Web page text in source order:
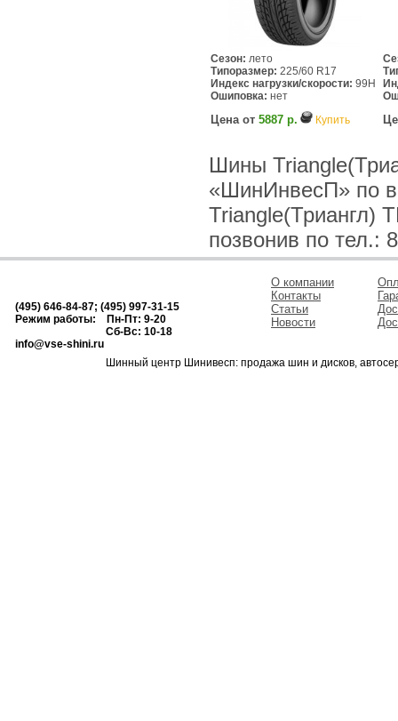
Сезон: лето
Типоразмер: 225/60 R17
Индекс нагрузки/скорости: 99H
Ошиповка: нет
Цена от 5887 р. Купить
Шины
«ШинИнвесП» по
Triangle(Триангл)
позвонив по тел.:
(495) 646-84-87; (495) 997-31-15
Режим работы: Пн-Пт: 9-20
Сб-Вс: 10-18
info@vse-shini.ru
О компании
Контакты
Статьи
Новости
Шинный центр Шинивесп: продажа шин и дисков,